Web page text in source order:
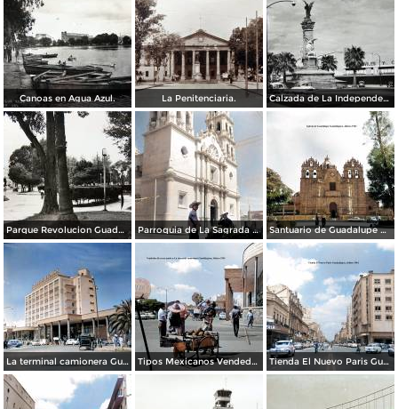
Canoas en Agua Azul. La Penitenciaria. Calzada de La Independencia Guadalajara, Jalisco.
Parque Revolucion Guadalajara, Jalisco. Parroquia de La Sagrada familia Guadalajara, Jalisco 1961. Santuario de Guadalupe Guadalajara, Jalisco 1961.
La terminal camionera Guadalajara, Jalisco 1961 Tipos Mexicanos Vendedor de cocos junto a La terminal camionera Guadalajara, Jalisco 1961 Tienda El Nuevo Paris Guadalajara, Jalisco 1961